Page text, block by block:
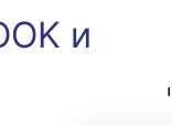
и